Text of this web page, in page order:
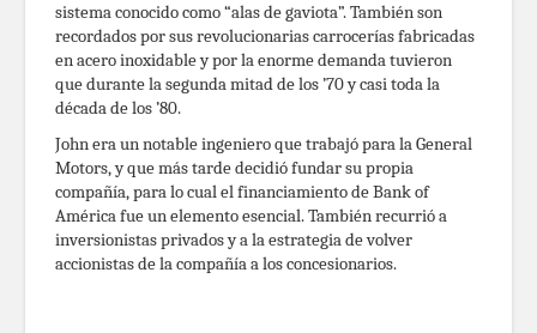
sistema conocido como “alas de gaviota”. También son
recordados por sus revolucionarias carrocerías fabricadas
en acero inoxidable y por la enorme demanda tuvieron
que durante la segunda mitad de los ’70 y casi toda la
década de los ’80.
John era un notable ingeniero que trabajó para la General
Motors, y que más tarde decidió fundar su propia
compañía, para lo cual el financiamiento de Bank of
América fue un elemento esencial. También recurrió a
inversionistas privados y a la estrategia de volver
accionistas de la compañía a los concesionarios.